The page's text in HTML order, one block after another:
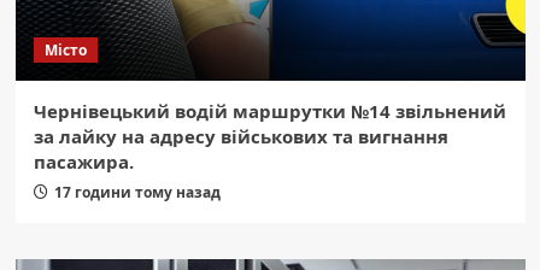
Місто
Чернівецький водій маршрутки №14 звільнений
за лайку на адресу військових та вигнання
пасажира.
17 години тому назад